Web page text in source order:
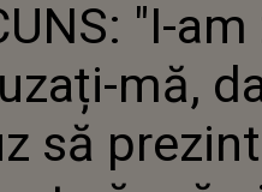
"I-am
mă,
să